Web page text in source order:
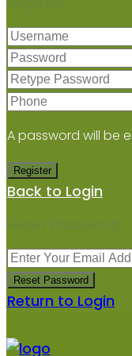
A password will be
Register
Back to Login
Reset Password
Reset Password
Return to Login